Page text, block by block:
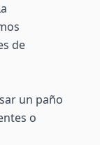
de
un paño
o